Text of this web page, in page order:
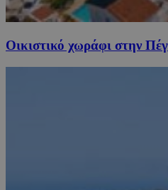
Οικιστικό χωράφι στην